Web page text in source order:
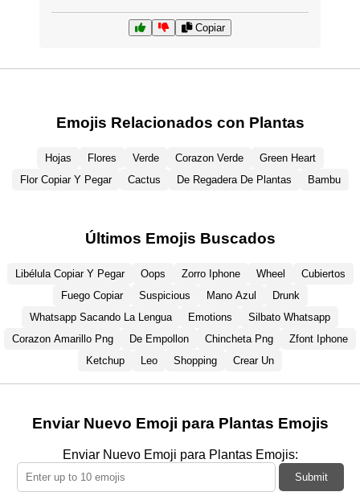
Copiar
Emojis Relacionados con Plantas
Hojas Flores Verde Corazon Verde
Green Heart
Flor Copiar Y Pegar
Cactus De Regadera De Plantas Bambu
Últimos Emojis Buscados
Libélula Copiar Y Pegar Oops Zorro Iphone Wheel
Cubiertos
Fuego Copiar
Suspicious Mano Azul
Drunk
Whatsapp Sacando La Lengua
Emotions
Silbato Whatsapp
Corazon Amarillo Png
De Empollon Chincheta Png
Zfont Iphone
Ketchup
Leo Shopping Crear Un
Enviar Nuevo Emoji para Plantas Emojis
Enviar Nuevo Emoji para Plantas Emojis:
Submit